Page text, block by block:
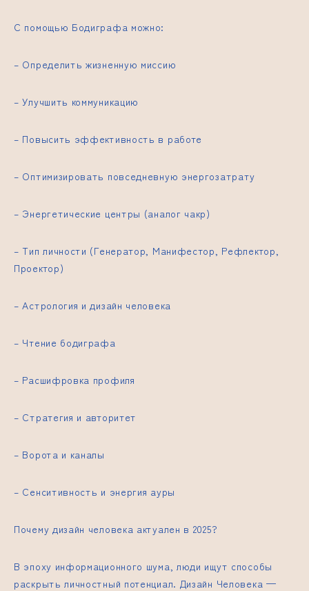
С помощью Бодиграфа можно:
– Определить жизненную миссию
– Улучшить коммуникацию
– Повысить эффективность в работе
– Оптимизировать повседневную энергозатрату
– Энергетические центры (аналог чакр)
– Тип личности (Генератор, Манифестор, Рефлектор,
Проектор)
– Астрология и дизайн человека
– Чтение бодиграфа
– Расшифровка профиля
– Стратегия и авторитет
– Ворота и каналы
– Сенситивность и энергия ауры
Почему дизайн человека актуален в 2025?
В эпоху информационного шума, люди ищут способы
раскрыть личностный потенциал. Дизайн Человека —